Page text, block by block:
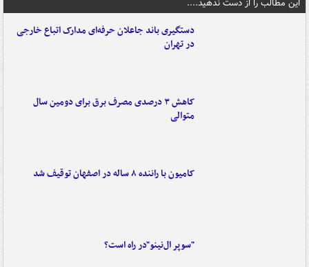
دستگیری باند جاعلان حرفه‌ای مدارک اتباع خارجی
در تهران
کاهش ۳ درصدی مصرف برق برای دومین سال
متوالی
کامیون با راننده ۸ ساله در اصفهان توقیف شد
"سوپر ال‌نینو"در راه است؟